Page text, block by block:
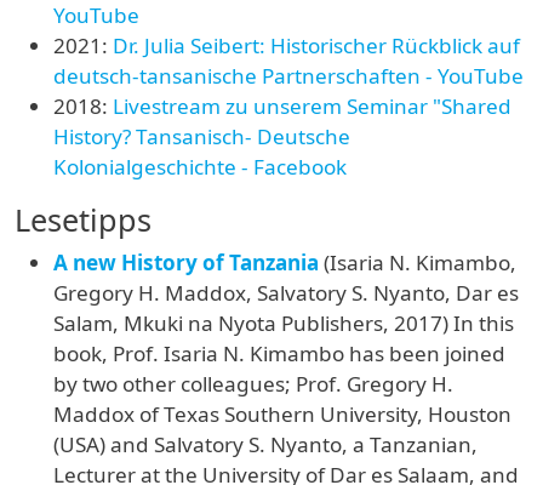
YouTube
2021: Dr. Julia Seibert: Historischer Rückblick auf
deutsch-tansanische Partnerschaften - YouTube
2018: Livestream zu unserem Seminar "Shared
History? Tansanisch- Deutsche
Kolonialgeschichte - Facebook
Lesetipps
A new History of Tanzania (Isaria N. Kimambo,
Gregory H. Maddox, Salvatory S. Nyanto, Dar es
Salam, Mkuki na Nyota Publishers, 2017) In this
book, Prof. Isaria N. Kimambo has been joined
by two other colleagues; Prof. Gregory H.
Maddox of Texas Southern University, Houston
(USA) and Salvatory S. Nyanto, a Tanzanian,
Lecturer at the University of Dar es Salaam, and